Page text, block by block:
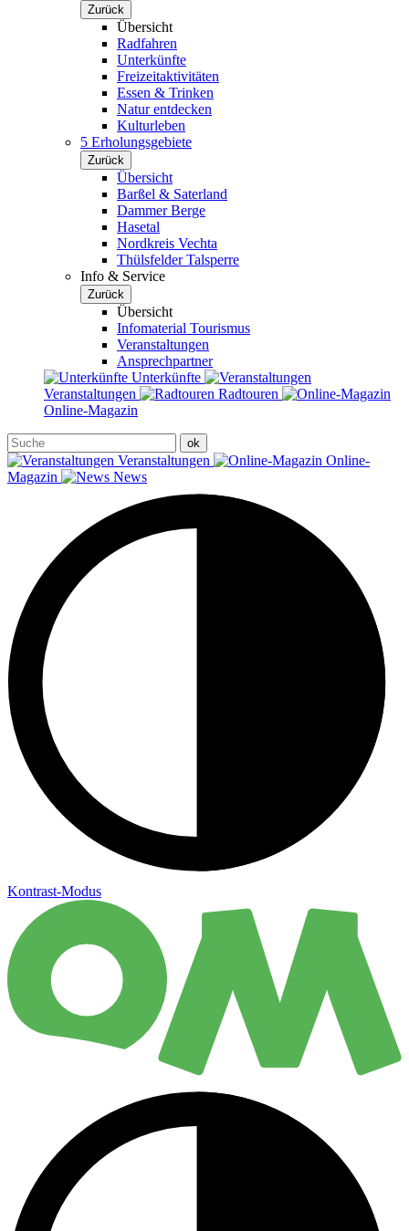
Zurück
Übersicht
Radfahren
Unterkünfte
Freizeitaktivitäten
Essen & Trinken
Natur entdecken
Kulturleben
5 Erholungsgebiete
Zurück
Übersicht
Barßel & Saterland
Dammer Berge
Hasetal
Nordkreis Vechta
Thülsfelder Talsperre
Info & Service
Zurück
Übersicht
Infomaterial Tourismus
Veranstaltungen
Ansprechpartner
Unterkünfte
Veranstaltungen
Radtouren
Online-Magazin
Veranstaltungen
Online-
Magazin
News
Kontrast-Modus